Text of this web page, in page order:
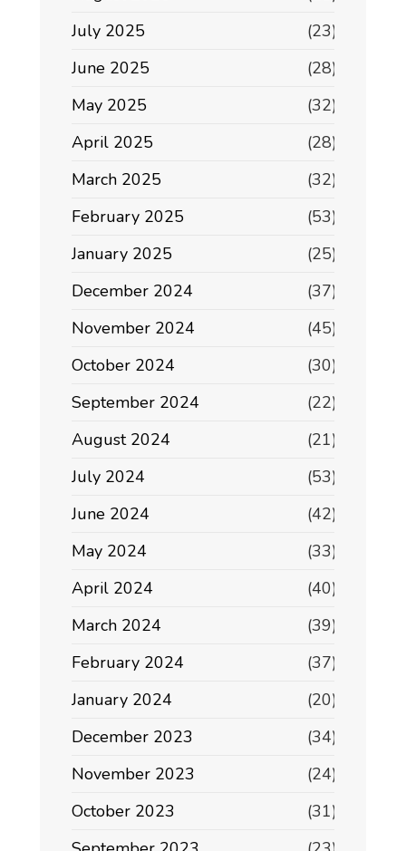
July 2025
(23)
June 2025
(28)
May 2025
(32)
April 2025
(28)
March 2025
(32)
February 2025
(53)
January 2025
(25)
December 2024
(37)
November 2024
(45)
October 2024
(30)
September 2024
(22)
August 2024
(21)
July 2024
(53)
June 2024
(42)
May 2024
(33)
April 2024
(40)
March 2024
(39)
February 2024
(37)
January 2024
(20)
December 2023
(34)
November 2023
(24)
October 2023
(31)